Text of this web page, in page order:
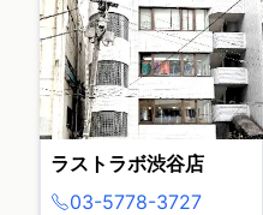
ラストラボ渋谷店
03-5778-3727